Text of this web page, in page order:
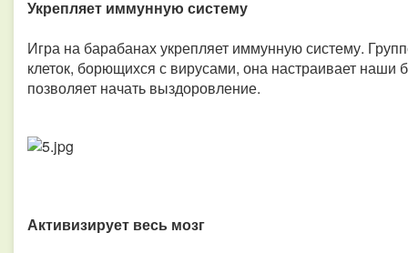
Укрепляет иммунную систему
Игра на барабанах укрепляет иммунную систему.
клеток, борющихся с вирусами, она настраивает наши
позволяет начать выздоровление.
Активизирует весь мозг